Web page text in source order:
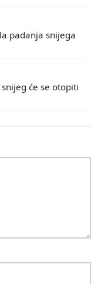
padanja snijega
će se otopiti